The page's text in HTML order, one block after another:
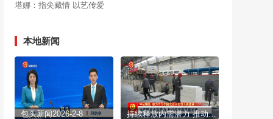
塔娜：指尖藏情 以艺传爱
本地新闻
包头新闻2026-2-8 持续释放内需潜力 推动经济高质量发展